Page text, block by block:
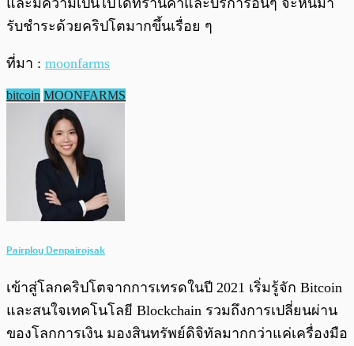
รับชำระด้วยคริปโตมากขึ้นเรื่อย ๆ
ที่มา : moonfarms
bitcoin MOONFARMS
Pairploy Denpairojsak
เข้าสู่โลกคริปโตจากการเทรดในปี 2021 เริ่มรู้จัก Bitcoin
และสนใจเทคโนโลยี Blockchain รวมถึงการเปลี่ยนผ่าน
ของโลกการเงิน มองสินทรัพย์ดิจิทัลมากกว่าแค่เครื่องมือ